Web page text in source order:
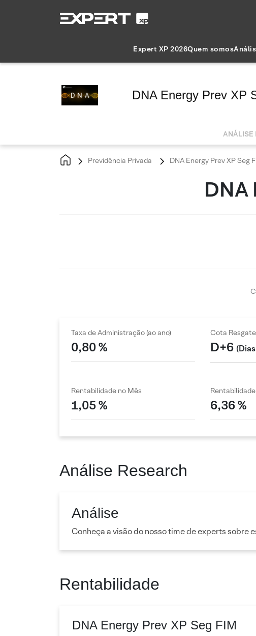
Expert XP 2026Quem somos
DNA Energy Prev XP
ANÁLISE
Previdência Privada DNA Energy Prev XP Seg
DNA
Taxa de Administração (ao ano)
0,80 %
Cota Resgate
D+6
Rentabilidade no Mês
1,05 % 6,36 %
Análise Research
Análise
Conheça a visão do nosso time de experts sobre
Rentabilidade
DNA Energy Prev XP Seg FIM